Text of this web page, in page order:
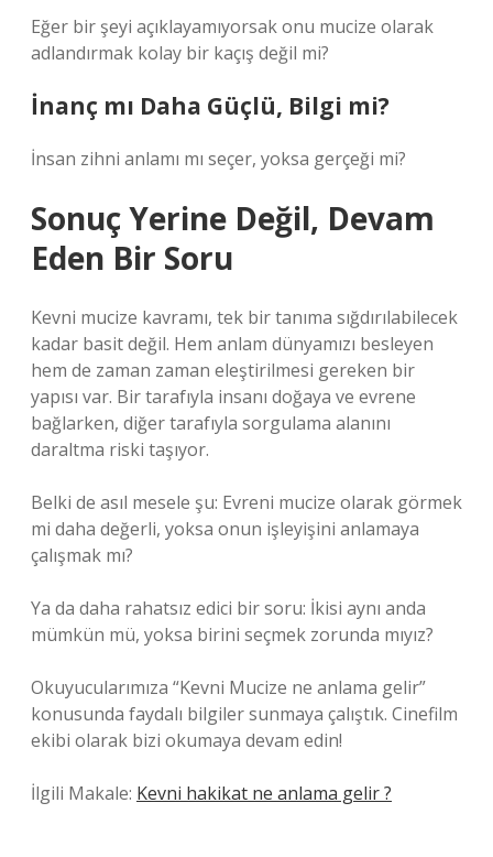
Eğer bir şeyi açıklayamıyorsak onu mucize olarak
adlandırmak kolay bir kaçış değil mi?
İnanç mı Daha Güçlü, Bilgi mi?
İnsan zihni anlamı mı seçer, yoksa gerçeği mi?
Sonuç Yerine Değil, Devam
Eden Bir Soru
Kevni mucize kavramı, tek bir tanıma sığdırılabilecek
kadar basit değil. Hem anlam dünyamızı besleyen
hem de zaman zaman eleştirilmesi gereken bir
yapısı var. Bir tarafıyla insanı doğaya ve evrene
bağlarken, diğer tarafıyla sorgulama alanını
daraltma riski taşıyor.
Belki de asıl mesele şu: Evreni mucize olarak görmek
mi daha değerli, yoksa onun işleyişini anlamaya
çalışmak mı?
Ya da daha rahatsız edici bir soru: İkisi aynı anda
mümkün mü, yoksa birini seçmek zorunda mıyız?
Okuyucularımıza “Kevni Mucize ne anlama gelir”
konusunda faydalı bilgiler sunmaya çalıştık. Cinefilm
ekibi olarak bizi okumaya devam edin!
İlgili Makale: Kevni hakikat ne anlama gelir ?